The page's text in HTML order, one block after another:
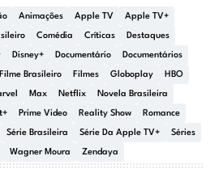
Animações Apple TV Apple TV+
Comédia Críticas Destaques
Disney+ Documentário Documentários
Filme Brasileiro Filmes Globoplay HBO
Max Netflix Novela Brasileira
Prime Video Reality Show Romance
Série Brasileira Série Da Apple TV+ Séries
Wagner Moura Zendaya